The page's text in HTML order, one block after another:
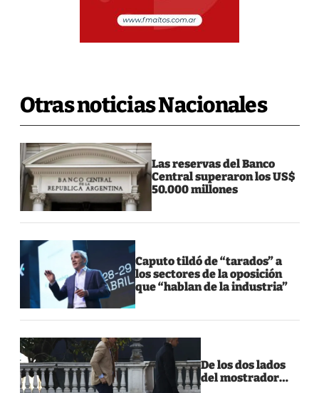
Otras noticias Nacionales
Las reservas del Banco
Central superaron los US$
50.000 millones
Caputo tildó de “tarados” a
los sectores de la oposición
que “hablan de la industria”
De los dos lados
del mostrador…